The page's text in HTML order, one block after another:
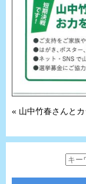
« 山中竹春さんと